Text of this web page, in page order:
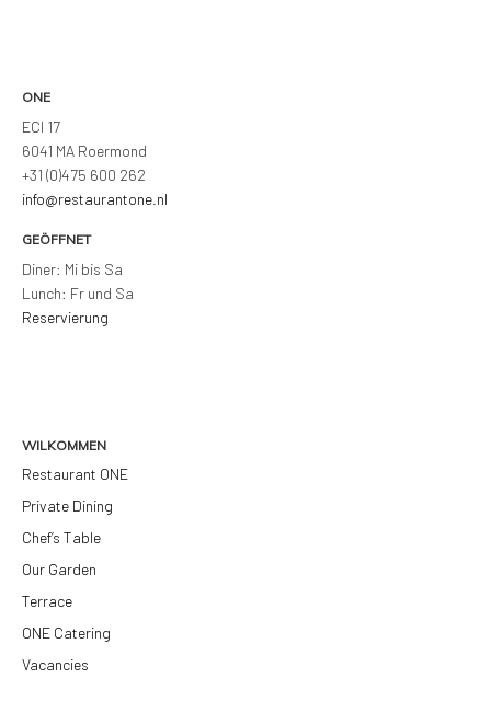
ONE
ECI 17
6041 MA Roermond
+31 (0)475 600 262
info@restaurantone.nl
GEÖFFNET
Diner: Mi bis Sa
Lunch: Fr und Sa
Reservierung
WILKOMMEN
Restaurant ONE
Private Dining
Chef’s Table
Our Garden
Terrace
ONE Catering
Vacancies